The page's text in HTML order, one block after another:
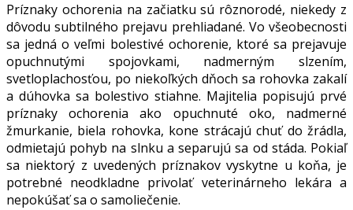
Príznaky ochorenia na začiatku sú rôznorodé, niekedy z
dôvodu subtilného prejavu prehliadané. Vo všeobecnosti
sa jedná o veľmi bolestivé ochorenie, ktoré sa prejavuje
opuchnutými spojovkami, nadmerným slzením,
svetloplachosťou, po niekoľkých dňoch sa rohovka zakalí
a dúhovka sa bolestivo stiahne. Majitelia popisujú prvé
príznaky ochorenia ako opuchnuté oko, nadmerné
žmurkanie, biela rohovka, kone strácajú chuť do žrádla,
odmietajú pohyb na slnku a separujú sa od stáda. Pokiaľ
sa niektorý z uvedených príznakov vyskytne u koňa, je
potrebné neodkladne privolať veterinárneho lekára a
nepokúšať sa o samoliečenie.